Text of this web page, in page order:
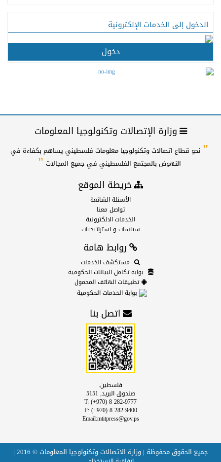
الدخول إلى الخدمات الإلكترونية
دخول
وزارة الإتصالات وتكنولوجيا المعلومات
" نحو قطاع اتصالات وتكنولوجيا معلومات فلسطيني يساهم بكفاءة في
النهوض بالمجتمع الفلسطيني في جميع المجالات"
خريطة الموقع
الأسئلة الشائعة
تواصل معنا
الخدمات الالكترونية
سياسات و استراتيجيات
روابط هامة
مستكشف الخدمات
بوابة تكامل البيانات الحكومية
تطبيقات الهاتف المحمول
بوابة الخدمات الحكومية
اتصل بنا
فلسطين.
صندوق البريد, 5151
T: (+970) 8 282-9777
F: (+970) 8 282-9400
Email:mtitpress@gov.ps
جميع الحقوق محفوظة | وزارة الاتصالات وتكنولوجيا المعلومات © 2016 |